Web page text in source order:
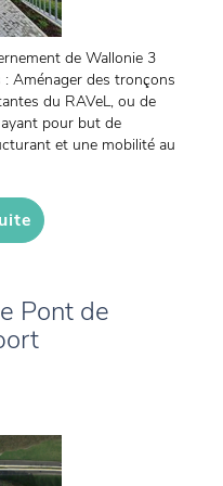
de Wallonie 3
: Aménager des tronçons
du RAVeL, ou de
pour but de
et une mobilité au
Pont de